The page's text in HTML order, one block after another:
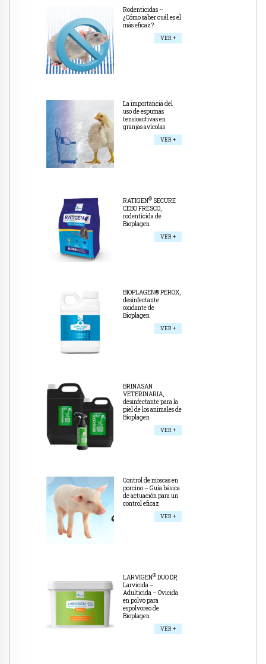
Rodenticidas –
¿Cómo saber cuál es el
más eficaz?
VER +
La importancia del
uso de espumas
tensioactivas en
granjas avícolas
VER +
RATIGEN®SECURE
CEBO FRESCO,
rodenticida de
Bioplagen
VER +
BIOPLAGEN® PEROX,
desinfectante
oxidante de
Bioplagen
VER +
BRINASAN
VETERINARIA,
desinfectante para la
piel de los animales de
Bioplagen
VER +
Control de moscas en
porcino – Guía básica
de actuación para un
control eficaz
VER +
LARVIGEN®DUO DP,
Larvicida –
Adulticida – Ovicida
en polvo para
espolvoreo de
Bioplagen
VER +